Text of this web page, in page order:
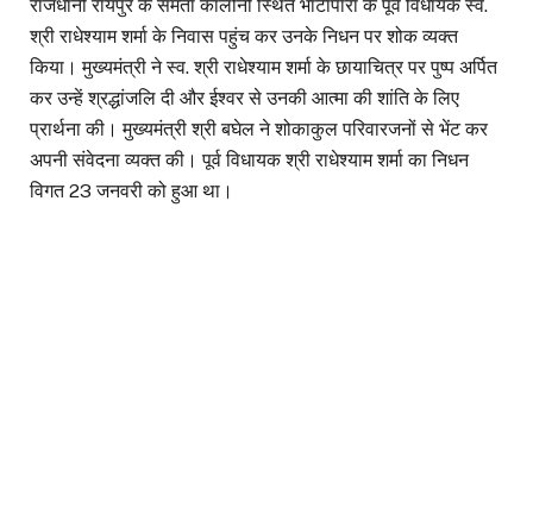
राजधानी रायपुर के समता कॉलोनी स्थित भाटापारा के पूर्व विधायक स्व.
श्री राधेश्याम शर्मा के निवास पहुंच कर उनके निधन पर शोक व्यक्त
किया। मुख्यमंत्री ने स्व. श्री राधेश्याम शर्मा के छायाचित्र पर पुष्प अर्पित
कर उन्हें श्रद्धांजलि दी और ईश्वर से उनकी आत्मा की शांति के लिए
प्रार्थना की। मुख्यमंत्री श्री बघेल ने शोकाकुल परिवारजनों से भेंट कर
अपनी संवेदना व्यक्त की। पूर्व विधायक श्री राधेश्याम शर्मा का निधन
विगत 23 जनवरी को हुआ था।